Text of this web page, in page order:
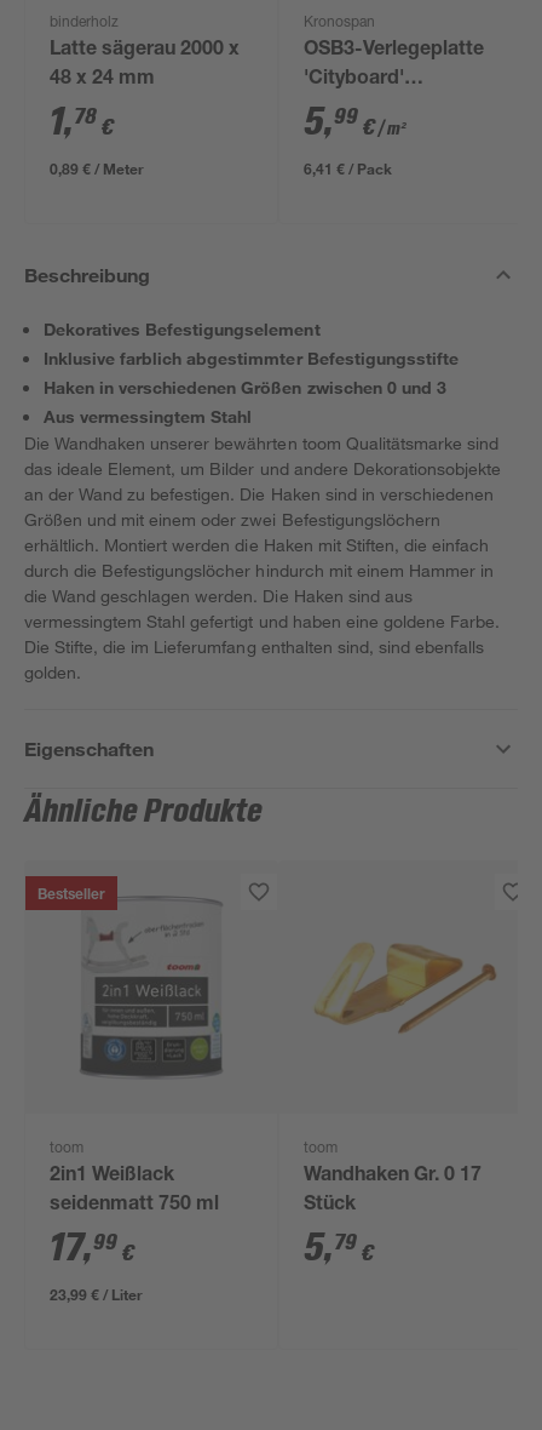
binderholz
Latte sägerau 2000 x
48 x 24 mm
1,78 €
0,89 € / Meter
Kronospan
OSB3-Verlegeplatte
'Cityboard'
ungeschliffen 1690 x
634 x 12 mm
5,99 €/ m²
6,41 € / Pack
Beschreibung
Dekoratives Befestigungselement
Inklusive farblich abgestimmter Befestigungsstifte
Haken in verschiedenen Größen zwischen 0 und 3
Aus vermessingtem Stahl
Die Wandhaken unserer bewährten toom Qualitätsmarke sind
das ideale Element, um Bilder und andere Dekorationsobjekte
an der Wand zu befestigen. Die Haken sind in verschiedenen
Größen und mit einem oder zwei Befestigungslöchern
erhältlich. Montiert werden die Haken mit Stiften, die einfach
durch die Befestigungslöcher hindurch mit einem Hammer in
die Wand geschlagen werden. Die Haken sind aus
vermessingtem Stahl gefertigt und haben eine goldene Farbe.
Die Stifte, die im Lieferumfang enthalten sind, sind ebenfalls
golden.
Eigenschaften
Ähnliche Produkte
Bestseller
toom
2in1 Weißlack
seidenmatt 750 ml
17,99 €
23,99 € / Liter
toom
Wandhaken Gr. 0 17
Stück
5,79 €